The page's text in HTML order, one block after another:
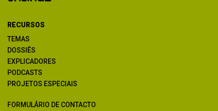
RECURSOS
TEMAS
DOSSIÊS
EXPLICADORES
PODCASTS
PROJETOS ESPECIAIS
FORMULÁRIO DE CONTACTO